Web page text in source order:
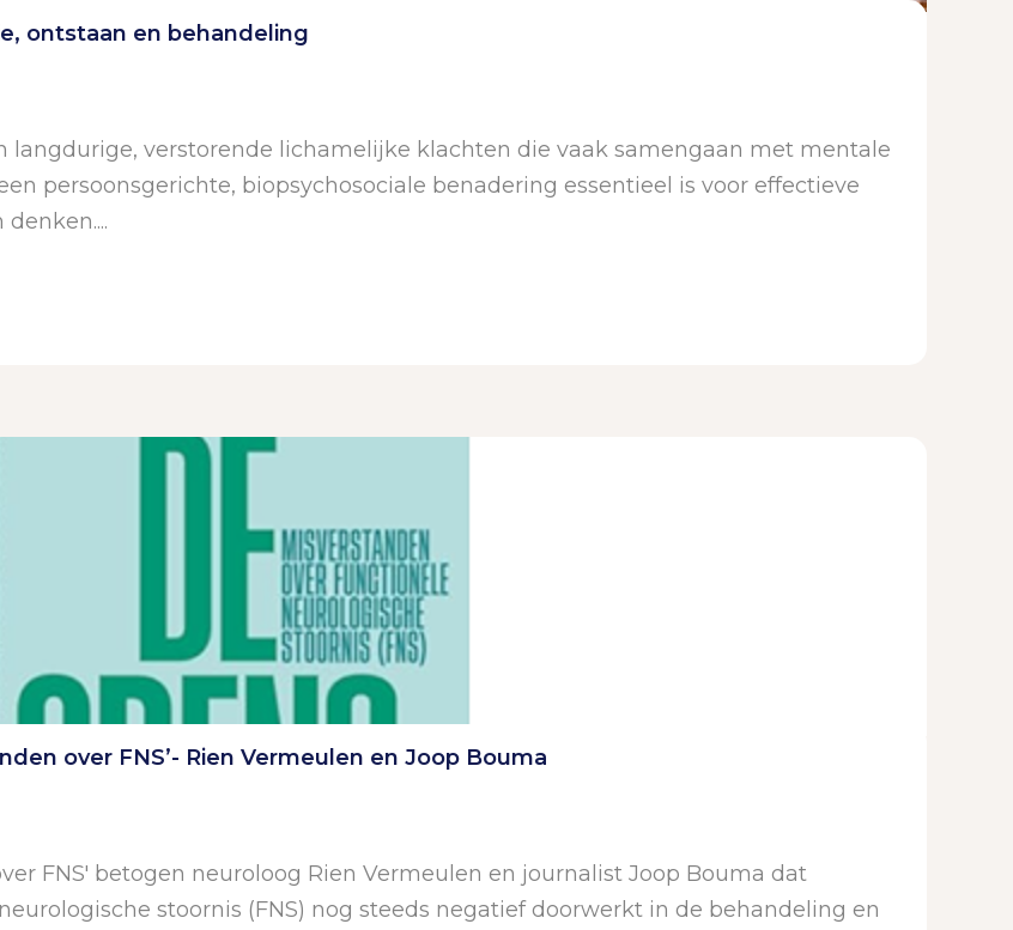
ontstaan en behandeling
langdurige, verstorende lichamelijke klachten die vaak samengaan met mentale
persoonsgerichte, biopsychosociale benadering essentieel is voor effectieve
over FNS’- Rien Vermeulen en Joop Bouma
FNS' betogen neuroloog Rien Vermeulen en journalist Joop Bouma dat
stoornis (FNS) nog steeds negatief doorwerkt in de behandeling en